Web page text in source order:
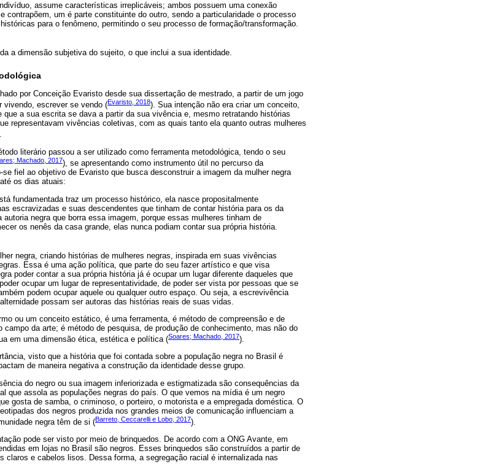
assume características irreplicáveis; ambos possuem uma conexão
contrapõem, um é parte constituinte do outro, sendo a particularidade o processo
para o fenômeno, permitindo o seu processo de formação/transformação.
a dimensão subjetiva do sujeito, o que inclui a sua identidade.
por Conceição Evaristo desde sua dissertação de mestrado, a partir de um jogo
vivendo, escrever se vendo (Evaristo, 2018). Sua intenção não era criar um conceito,
a sua escrita se dava a partir da sua vivência e, mesmo retratando histórias
representavam vivências coletivas, com as quais tanto ela quanto outras mulheres
literário passou a ser utilizado como ferramenta metodológica, tendo o seu
Machado, 2017), se apresentando como instrumento útil no percurso da
fiel ao objetivo de Evaristo que busca desconstruir a imagem da mulher negra
os dias atuais:
fundamentada traz um processo histórico, ela nasce propositalmente
escravizadas e suas descendentes que tinham de contar história para os da
negra que borra essa imagem, porque essas mulheres tinham de
os nenês da casa grande, elas nunca podiam contar sua própria história.
negra, criando histórias de mulheres negras, inspirada em suas vivências
Essa é uma ação política, que parte do seu fazer artístico e que visa
poder contar a sua própria história já é ocupar um lugar diferente daqueles que
ocupar um lugar de representatividade, de poder ser vista por pessoas que se
podem ocupar aquele ou qualquer outro espaço. Ou seja, a escrevivência
possam ser autoras das histórias reais de suas vidas.
ou um conceito estático, é uma ferramenta, é método de compreensão e de
campo da arte; é método de pesquisa, de produção de conhecimento, mas não do
em uma dimensão ética, estética e política (Soares; Machado, 2017).
visto que a história que foi contada sobre a população negra no Brasil é
de maneira negativa a construção da identidade desse grupo.
do negro ou sua imagem inferiorizada e estigmatizada são consequências da
que assola as populações negras do país. O que vemos na mídia é um negro
gosta de samba, o criminoso, o porteiro, o motorista e a empregada doméstica. O
dos negros produzida nos grandes meios de comunicação influenciam a
negra têm de si (Barreto, Ceccarelli e Lobo, 2017).
pode ser visto por meio de brinquedos. De acordo com a ONG Avante, em
em lojas no Brasil são negros. Esses brinquedos são construídos a partir de
claros e cabelos lisos. Dessa forma, a segregação racial é internalizada nas